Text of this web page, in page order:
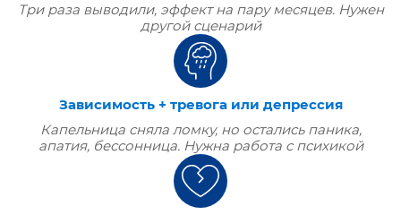
Три раза выводили, эффект на пару месяцев. Нужен
другой сценарий
Зависимость + тревога или депрессия
Капельница сняла ломку, но остались паника,
апатия, бессонница. Нужна работа с психикой